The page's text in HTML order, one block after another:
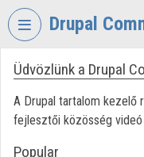
Skip header
Drupal
VIDEO TORIUM
DRUPAL
Üdvözlünk a Drupal
A Drupal tartalom kezelő
fejlesztői közösség
Popular